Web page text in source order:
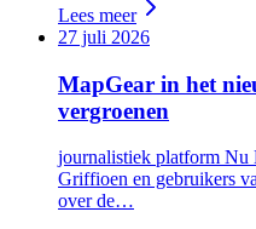
Lees meer
27 juli 2026
MapGear in het
vergroenen
journalistiek platform Nu
Griffioen en gebruikers
over de…